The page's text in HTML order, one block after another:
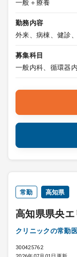
一般＋療養
勤務内容
外来、病棟、健診
募集科目
一般内科、循環器
常勤 高知県
高知県県央
クリニックの常勤
300425762